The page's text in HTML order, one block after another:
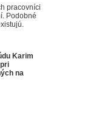
pracovníci
Podobné
Karim
na